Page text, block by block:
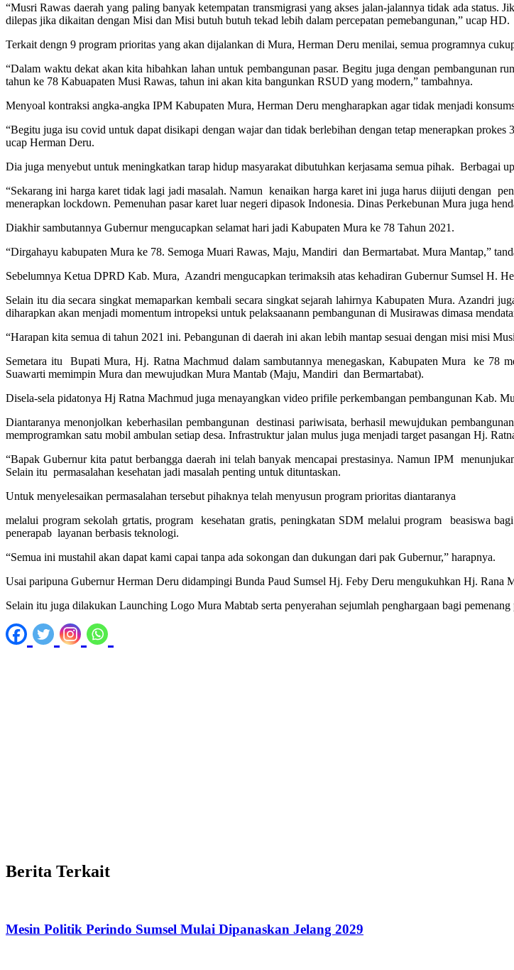
“Musri Rawas daerah yang paling banyak ketempatan transmigrasi yang akses jalan-jalannya tidak ada
dilepas jika dikaitan dengan Misi dan Misi butuh butuh tekad lebih dalam percepatan pemebangunan,” ucap HD.
Terkait dengn 9 program prioritas yang akan dijalankan di Mura, Herman Deru menilai, semua programnya
“Dalam waktu dekat akan kita hibahkan lahan untuk pembangunan pasar. Begitu juga dengan pembangunan
tahun ke 78 Kabuapaten Musi Rawas, tahun ini akan kita bangunkan RSUD yang modern,” tambahnya.
Menyoal kontraksi angka-angka IPM Kabupaten Mura, Herman Deru mengharapkan agar tidak menjadi
“Begitu juga isu covid untuk dapat disikapi dengan wajar dan tidak berlebihan dengan tetap menerapkan
ucap Herman Deru.
Dia juga menyebut untuk meningkatkan tarap hidup masyarakat dibutuhkan kerjasama semua pihak. Berbagai
“Sekarang ini harga karet tidak lagi jadi masalah. Namun kenaikan harga karet ini juga harus diijuti dengan
menerapkan lockdown. Pemenuhan pasar karet luar negeri dipasok Indonesia. Dinas Perkebunan Mura juga
Diakhir sambutannya Gubernur mengucapkan selamat hari jadi Kabupaten Mura ke 78 Tahun 2021.
“Dirgahayu kabupaten Mura ke 78. Semoga Muari Rawas, Maju, Mandiri dan Bermartabat. Mura Mantap,”
Sebelumnya Ketua DPRD Kab. Mura, Azandri mengucapkan terimaksih atas kehadiran Gubernur Sumsel H.
Selain itu dia secara singkat memaparkan kembali secara singkat sejarah lahirnya Kabupaten Mura. Azandri
diharapkan akan menjadi momentum intropeksi untuk pelaksaanann pembangunan di Musirawas dimasa
“Harapan kita semua di tahun 2021 ini. Pebangunan di daerah ini akan lebih mantap sesuai dengan misi misi
Semetara itu Bupati Mura, Hj. Ratna Machmud dalam sambutannya menegaskan, Kabupaten Mura ke 78
Suawarti memimpin Mura dan mewujudkan Mura Mantab (Maju, Mandiri dan Bermartabat).
Disela-sela pidatonya Hj Ratna Machmud juga menayangkan video prifile perkembangan pembangunan Kab.
Diantaranya menonjolkan keberhasilan pembangunan destinasi pariwisata, berhasil mewujdukan
memprogramkan satu mobil ambulan setiap desa. Infrastruktur jalan mulus juga menjadi target pasangan Hj.
“Bapak Gubernur kita patut berbangga daerah ini telah banyak mencapai prestasinya. Namun IPM
Selain itu permasalahan kesehatan jadi masalah penting untuk dituntaskan.
Untuk menyelesaikan permasalahan tersebut pihaknya telah menyusun program prioritas diantaranya
melalui program sekolah grtatis, program kesehatan gratis, peningkatan SDM melalui program beasiswa
penerapab layanan berbasis teknologi.
“Semua ini mustahil akan dapat kami capai tanpa ada sokongan dan dukungan dari pak Gubernur,” harapnya.
Usai paripuna Gubernur Herman Deru didampingi Bunda Paud Sumsel Hj. Feby Deru mengukuhkan Hj. Rana
Selain itu juga dilakukan Launching Logo Mura Mabtab serta penyerahan sejumlah penghargaan bagi
Berita Terkait
Mesin Politik Perindo Sumsel Mulai Dipanaskan Jelang 2029